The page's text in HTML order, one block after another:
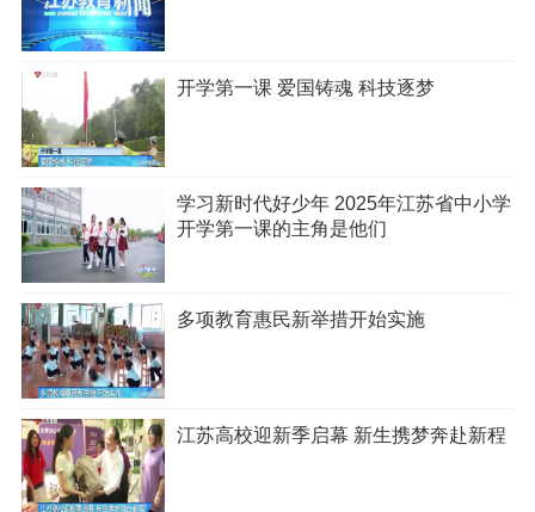
开学第一课 爱国铸魂 科技逐梦
学习新时代好少年 2025年江苏省中小学
开学第一课的主角是他们
多项教育惠民新举措开始实施
江苏高校迎新季启幕 新生携梦奔赴新程